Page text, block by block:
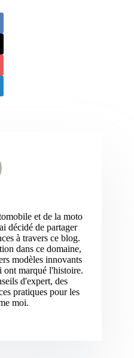
et de la moto
décidé de partager
à travers ce blog.
dans ce domaine,
modèles innovants
ont marqué l'histoire.
d'expert, des
pratiques pour les
moi.